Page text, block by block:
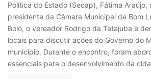
Política do Estado (Secap), Fátima Araújo,
presidente da Câmara Municipal de Bom
Bolo, o vereador Rodrigo da Tatajuba e
locais para discutir ações do Governo do
município. Durante o encontro, foram
essenciais para o desenvolvimento da